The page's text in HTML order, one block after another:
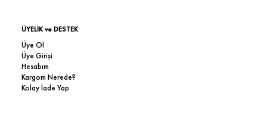
ÜYELİK ve DESTEK
Üye Ol
Üye Girişi
Hesabım
Kargom Nerede?
Kolay İade Yap